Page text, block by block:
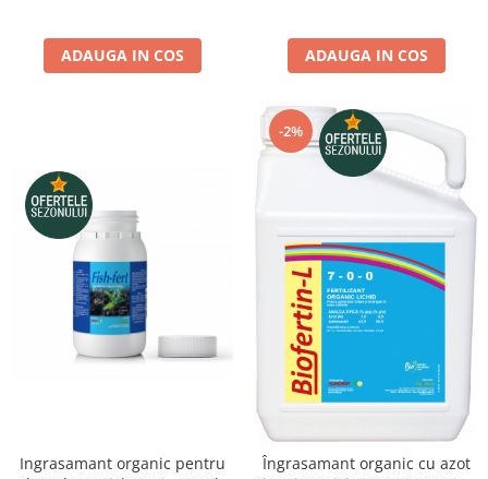
ADAUGA IN COS ADAUGA IN COS
Ingrasamant organic pentru
-2%
Îngrasamant organic cu azot